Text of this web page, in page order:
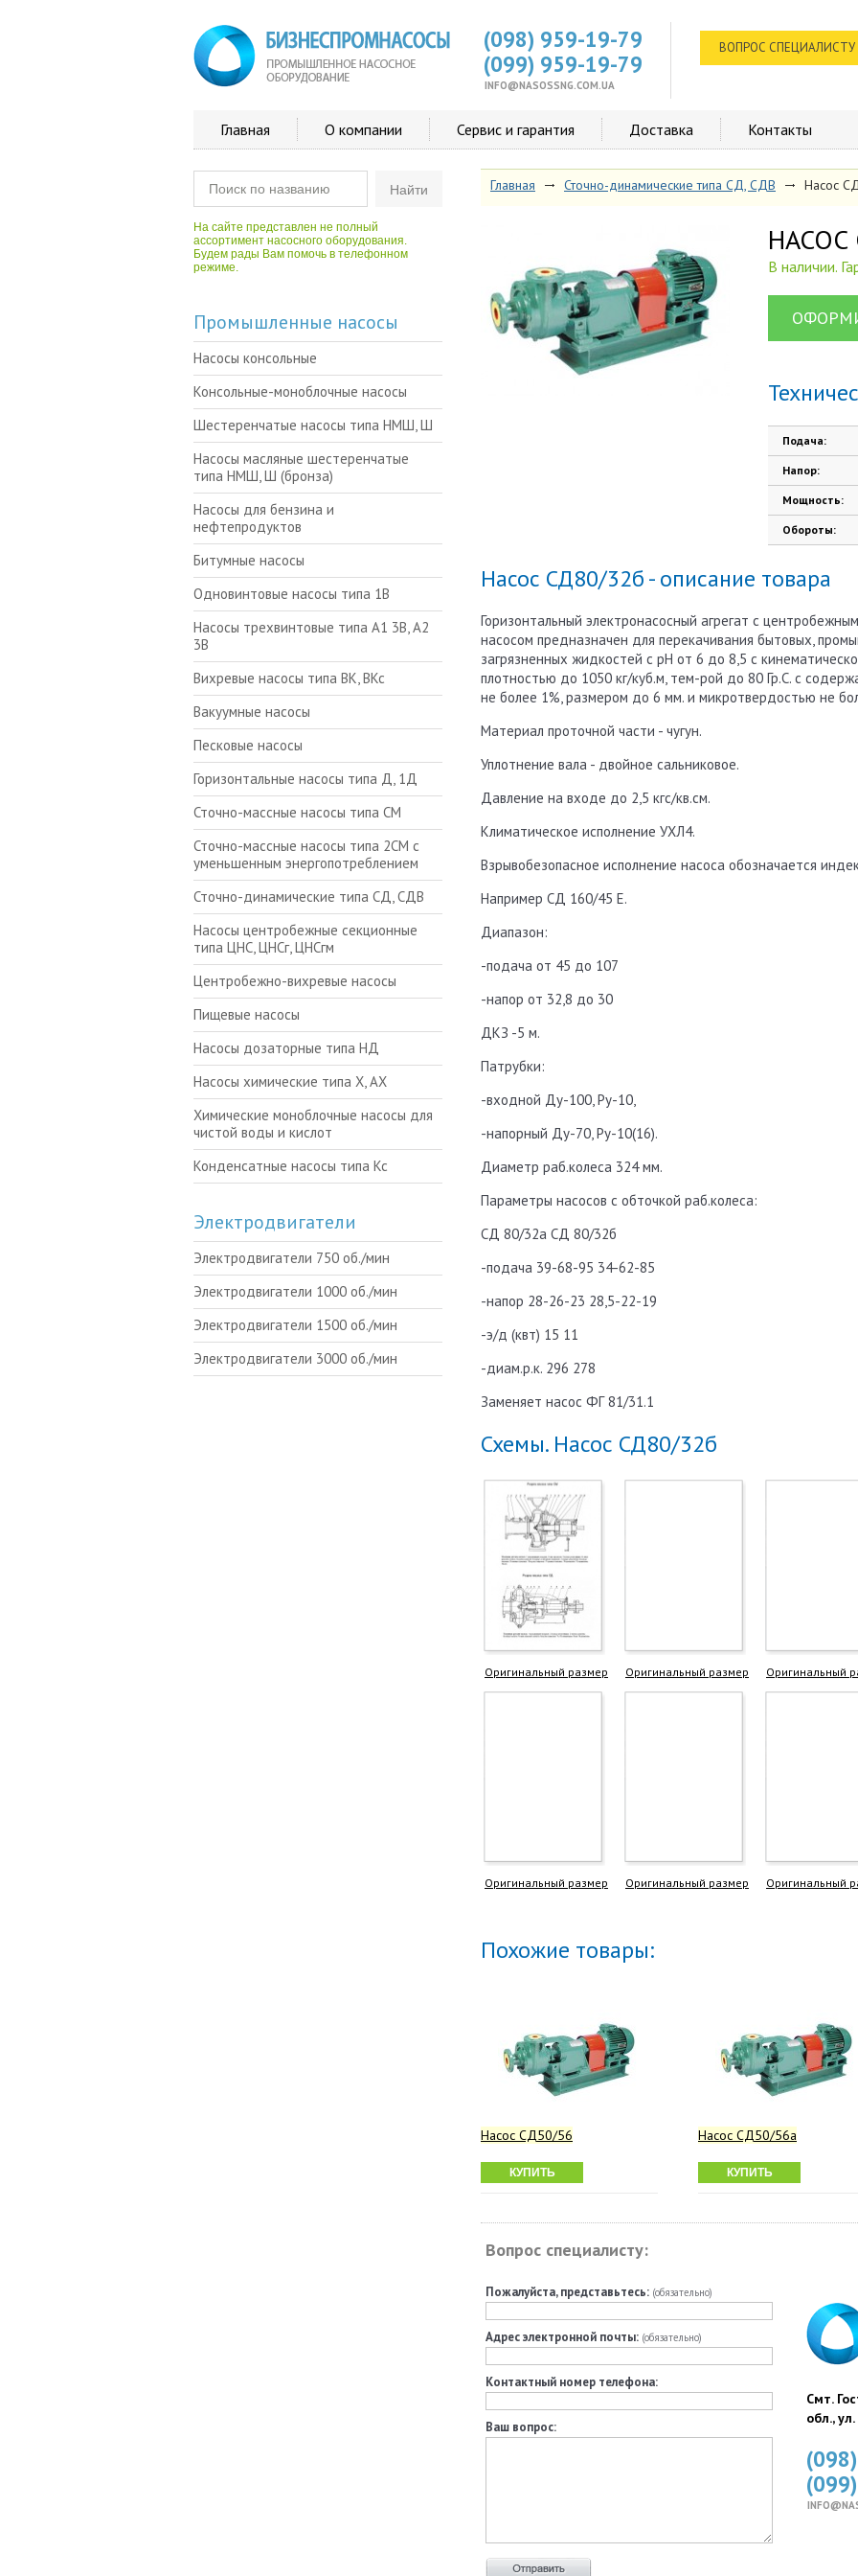
(098) 959-19-79
(099) 959-19-79
INFO@NASOSSNG.COM.UA
ВОПРОС СПЕЦИАЛИСТУ
Главная О компании Сервис и гарантия Доставка Контакты
Главная Сточно-динамические типа СД, СДВ Насос
В наличии.
Подача:
Напор:
Мощность:
Обороты:
Насос СД80/32б - описание товара
Горизонтальный электронасосный агрегат с
насосом предназначен для перекачивания бытовых,
загрязненных жидкостей с рН от 6 до 8,5 с
плотностью до 1050 кг/куб.м, тем-рой до 80 Гр.С. с
не более 1%, размером до 6 мм. и микротвердостью не
Материал проточной части - чугун.
Уплотнение вала - двойное сальниковое.
Давление на входе до 2,5 кгс/кв.см.
Климатическое исполнение УХЛ4.
Взрывобезопасное исполнение насоса обозначается
Например СД 160/45 Е.
Диапазон:
-подача от 45 до 107
-напор от 32,8 до 30
ДКЗ -5 м.
Патрубки:
-входной Ду-100, Ру-10,
-напорный Ду-70, Ру-10(16).
Диаметр раб.колеса 324 мм.
Параметры насосов с обточкой раб.колеса:
СД 80/32а СД 80/32б
-подача 39-68-95 34-62-85
-напор 28-26-23 28,5-22-19
-э/д (квт) 15 11
-диам.р.к. 296 278
Заменяет насос ФГ 81/31.1
Схемы. Насос СД80/32б
Оригинальный размер Оригинальный размер Оригинальный
Оригинальный размер Оригинальный размер Оригинальный
Похожие товары:
Насос СД50/56
КУПИТЬ
Насос СД50/56а
КУПИТЬ
Вопрос специалисту:
Пожалуйста, представьтесь: (обязательно)
Адрес электронной почты: (обязательно)
Контактный номер телефона:
Ваш вопрос:
Смт.
обл.,
На сайте представлен не полный
ассортимент насосного оборудования.
Будем рады Вам помочь в телефонном
режиме.
Промышленные насосы
Насосы консольные
Консольные-моноблочные насосы
Шестеренчатые насосы типа НМШ, Ш
Насосы масляные шестеренчатые
типа НМШ, Ш (бронза)
Насосы для бензина и
нефтепродуктов
Битумные насосы
Одновинтовые насосы типа 1В
Насосы трехвинтовые типа А1 3В, А2
3В
Вихревые насосы типа ВК, ВКс
Вакуумные насосы
Песковые насосы
Горизонтальные насосы типа Д, 1Д
Сточно-массные насосы типа СМ
Сточно-массные насосы типа 2СМ с
уменьшенным энергопотреблением
Сточно-динамические типа СД, СДВ
Насосы центробежные секционные
типа ЦНС, ЦНСг, ЦНСгм
Центробежно-вихревые насосы
Пищевые насосы
Насосы дозаторные типа НД
Насосы химические типа Х, АХ
Химические моноблочные насосы для
чистой воды и кислот
Конденсатные насосы типа Кс
Электродвигатели
Электродвигатели 750 об./мин
Электродвигатели 1000 об./мин
Электродвигатели 1500 об./мин
Электродвигатели 3000 об./мин